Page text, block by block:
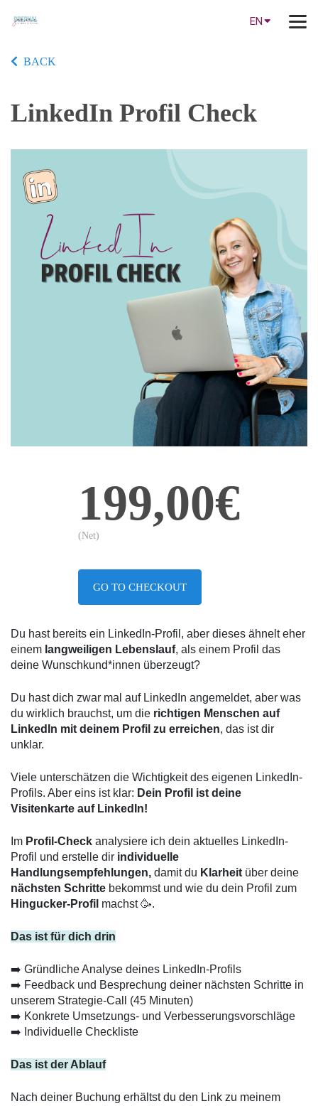
EN
BACK
LinkedIn Profil Check
199,00€
(Net)
GO TO CHECKOUT
Du hast bereits ein LinkedIn-Profil, aber dieses ähnelt eher
einem langweiligen Lebenslauf, als einem Profil das
deine Wunschkund*innen überzeugt?
Du hast dich zwar mal auf LinkedIn angemeldet, aber was
du wirklich brauchst, um die richtigen Menschen auf
LinkedIn mit deinem Profil zu erreichen, das ist dir
unklar.
Viele unterschätzen die Wichtigkeit des eigenen LinkedIn-
Profils. Aber eins ist klar: Dein Profil ist deine
Visitenkarte auf LinkedIn!
Im Profil-Check analysiere ich dein aktuelles LinkedIn-
Profil und erstelle dir individuelle
Handlungsempfehlungen, damit du Klarheit
nächsten Schritte
Hingucker-Profil machst 🥳.
Das ist für dich drin
➡️ Gründliche Analyse deines LinkedIn-Profils
➡️ Feedback und Besprechung deiner nächsten Schritte in
unserem Strategie-Call (45 Minuten)
➡️ Konkrete Umsetzungs- und Verbesserungsvorschläge
➡️ Individuelle Checkliste
Das ist der Ablauf